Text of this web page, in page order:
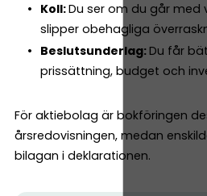
Koll:Du ser om du går med
slipper obehagliga
Beslutsunderlag: Du får
prissättning, budget och
För aktiebolag är bokföringen
årsredovisningen, medan
bilagan i deklarationen.